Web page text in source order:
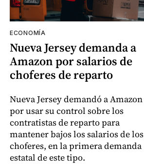
ECONOMÍA
Nueva Jersey demanda a
Amazon por salarios de
choferes de reparto
Nueva Jersey demandó a Amazon
por usar su control sobre los
contratistas de reparto para
mantener bajos los salarios de los
choferes, en la primera demanda
estatal de este tipo.